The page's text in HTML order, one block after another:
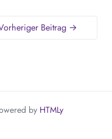
Beitrag →
by HTMLy